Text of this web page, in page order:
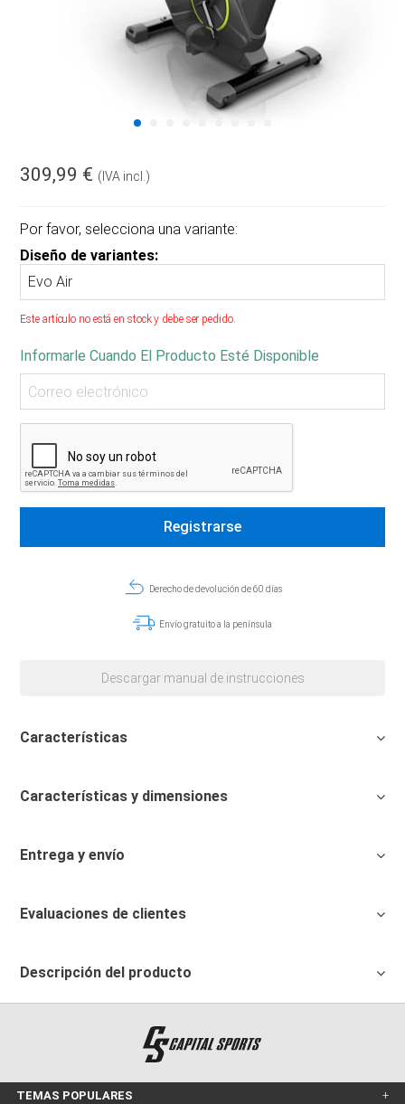
309,99 € (IVA incl.)
Por favor, selecciona una variante:
Diseño de variantes:
Este artículo no está en stock y debe ser pedido.
Informarle Cuando El Producto Esté Disponible
Derecho de devolución de 60 días
Envío gratuito a la península
Descargar manual de instrucciones
Características
Características y dimensiones
Entrega y envío
Evaluaciones de clientes
Descripción del producto
TEMAS POPULARES